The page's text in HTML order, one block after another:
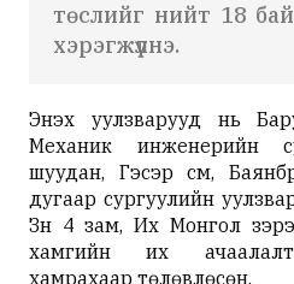
төслийг нийт 18
хэрэгжүүлнэ.
Энэхүү уулзварууд нь
Механик инженерийн
шуудан, Гэсэр сүм,
дугаар сургуулийн
Зүүн 4 зам, Их Монгол
хамгийн их
хамрахаар төлөвлөсөн.